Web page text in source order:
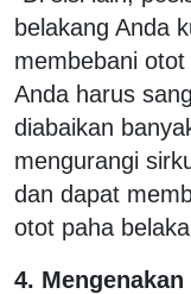
belakang Anda
membebani
Anda harus
diabaikan
mengurangi
dan dapat
otot paha
4.